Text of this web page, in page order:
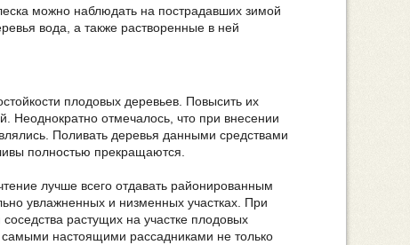
можно наблюдать на пострадавших зимой
вода, а также растворенные в ней
плодовых деревьев. Повысить их
Неоднократно отмечалось, что при внесении
Поливать деревья данными средствами
полностью прекращаются.
лучше всего отдавать районированным
увлажненных и низменных участках. При
растущих на участке плодовых
настоящими рассадниками не только